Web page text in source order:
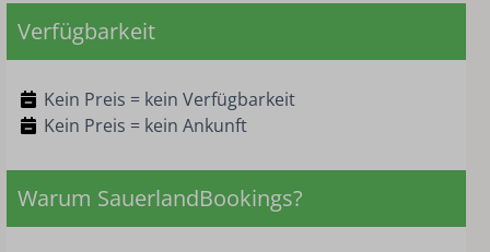
Verfügbarkeit
Kein Preis = kein Verfügbarkeit
Kein Preis = kein Ankunft
Warum SauerlandBookings?